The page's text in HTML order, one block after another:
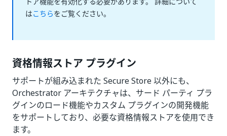
はこちらをご覧ください。
資格情報ストア プラグイン
サポートが組み込まれた Secure Store 以外にも、
Orchestrator アーキテクチャは、サード パーティ プラ
グインのロード機能やカスタム プラグインの開発機能
をサポートしており、必要な資格情報ストアを使用でき
ます。